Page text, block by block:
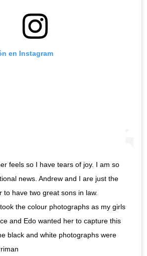
en Instagram
feels so I have tears of joy. I am so
news. Andrew and I are just the
to have two great sons in law.
the colour photographs as my girls
and Edo wanted her to capture this
black and white photographs were